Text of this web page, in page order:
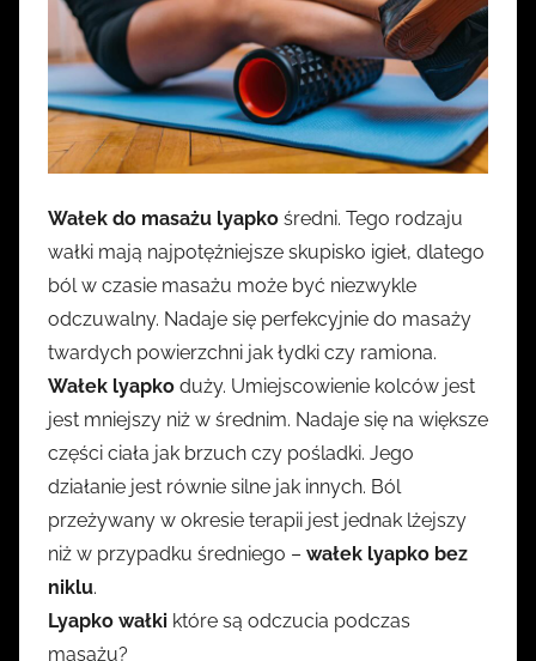
Wałek do masażu lyapko średni. Tego rodzaju
wałki mają najpotężniejsze skupisko igieł, dlatego
ból w czasie masażu może być niezwykle
odczuwalny. Nadaje się perfekcyjnie do masaży
twardych powierzchni jak łydki czy ramiona.
Wałek lyapko duży. Umiejscowienie kolców jest
jest mniejszy niż w średnim. Nadaje się na większe
części ciała jak brzuch czy pośladki. Jego
działanie jest równie silne jak innych. Ból
przeżywany w okresie terapii jest jednak lżejszy
niż w przypadku średniego – wałek lyapko bez
niklu.
Lyapko wałki które są odczucia podczas
masażu?